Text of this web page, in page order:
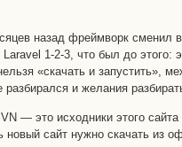
назад фреймворк
Laravel 1-2-3, что был до этого:
«скачать и запустить»,
и желания
— это исходники этого
новый сайт нужно скачать из